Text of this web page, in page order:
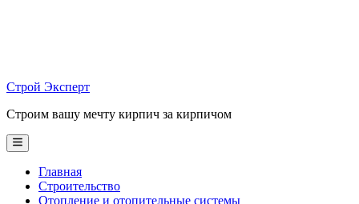
Строй Эксперт
Строим вашу мечту кирпич за кирпичом
Main
Menu
Главная
Строительство
Отопление и отопительные системы